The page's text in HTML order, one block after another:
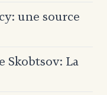
une source
Skobtsov: La